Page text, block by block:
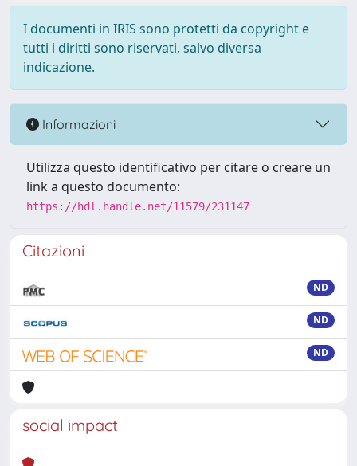
I documenti in IRIS sono protetti da copyright e
tutti i diritti sono riservati, salvo diversa
indicazione.
Informazioni
Utilizza questo identificativo per citare o creare un
link a questo documento:
https://hdl.handle.net/11579/231147
Citazioni
ND
ND
ND
social impact